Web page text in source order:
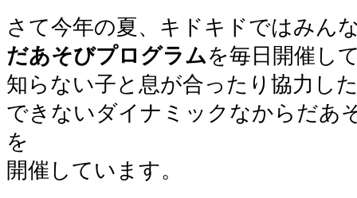
さて今年の夏、キドキドではみん
だあそびプログラムを毎日開催し
知らない子と息が合ったり協力し
できないダイナミックなからだあ
を
開催しています。